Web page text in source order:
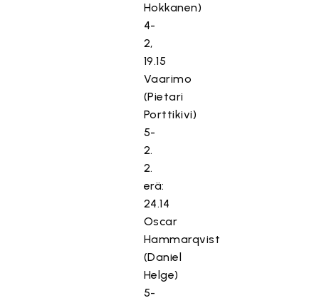
Hokkanen)
4-
2,
19.15
Vaarimo
(Pietari
Porttikivi)
5-
2.
2.
erä:
24.14
Oscar
Hammarqvist
(Daniel
Helge)
5-